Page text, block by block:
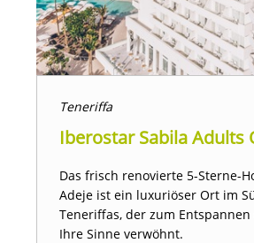
Teneriffa
Iberostar Sabila Adults
Das frisch renovierte 5-Sterne-
Adeje ist ein luxuriöser Ort im
Teneriffas, der zum
Ihre Sinne verwöhnt.